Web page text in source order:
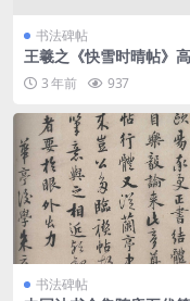
书法碑帖
王羲之《快雪时晴帖》
卷 3 年前 937
书法碑帖